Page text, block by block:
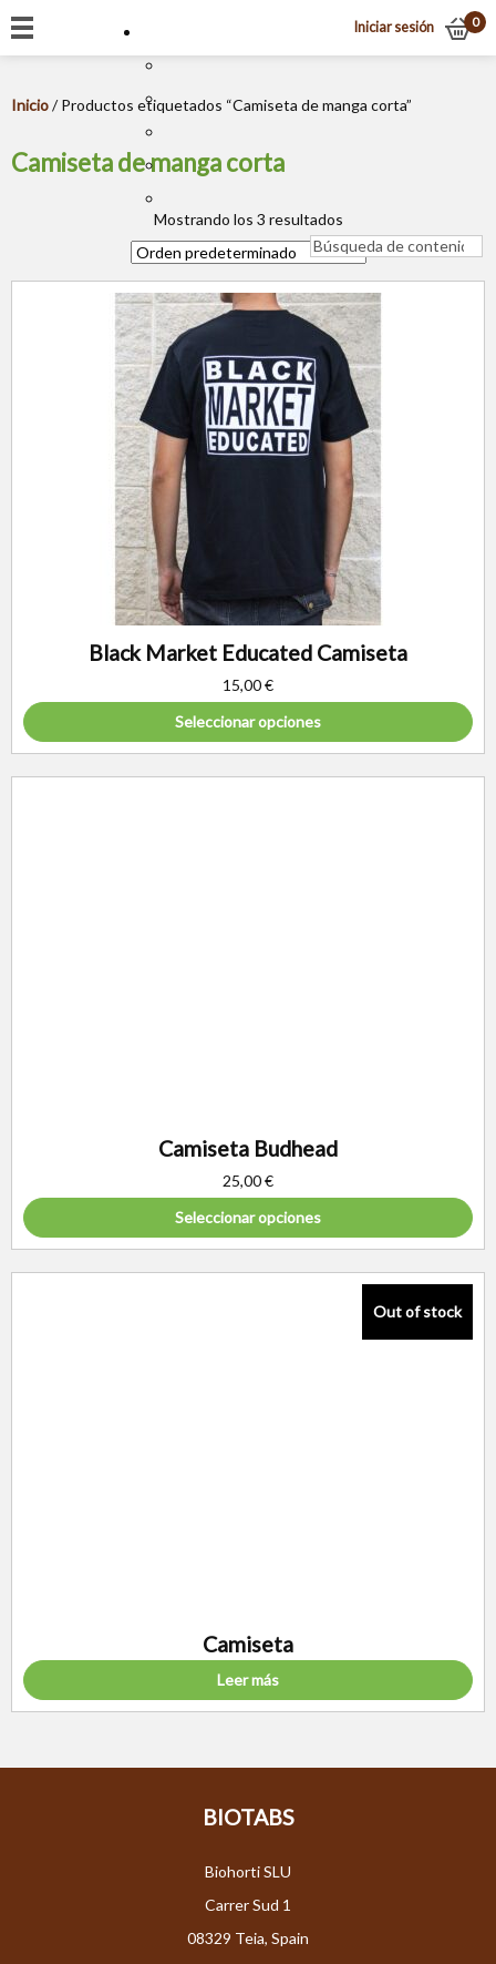
Iniciar sesión 0
Inicio/ Productos etiquetados “Camiseta de manga corta”
Camiseta de manga corta
Mostrando los 3 resultados
Black Market Educated Camiseta
15,00€
Seleccionar opciones
Camiseta Budhead
25,00€
Seleccionar opciones
Camiseta
Leer más
BIOTABS
Biohorti SLU
Carrer Sud 1
08329 Teia, Spain